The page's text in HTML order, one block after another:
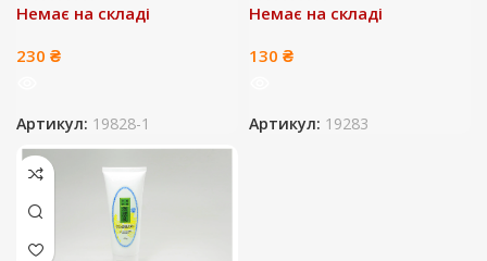
Немає на складі
230 ₴
Артикул: 19828-1
Немає на складі
130 ₴
Артикул: 19283